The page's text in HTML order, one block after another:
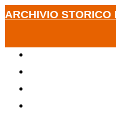
ARCHIVIO STORICO